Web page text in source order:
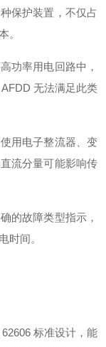
保护装置，不仅占
。
功率用电回路中，
无法满足此类
用电子整流器、变
流分量可能影响传
的故障类型指示，
时间。
62606 标准设计，能